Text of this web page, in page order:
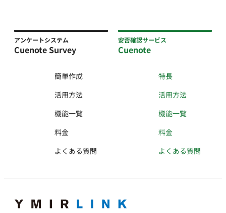
アンケートシステム
Cuenote Survey
簡単作成
活用方法
機能一覧
料金
よくある質問
安否確認サービス
Cuenote
特長
活用方法
機能一覧
料金
よくある質問